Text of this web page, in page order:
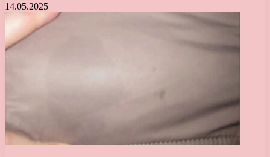
14.05.2025